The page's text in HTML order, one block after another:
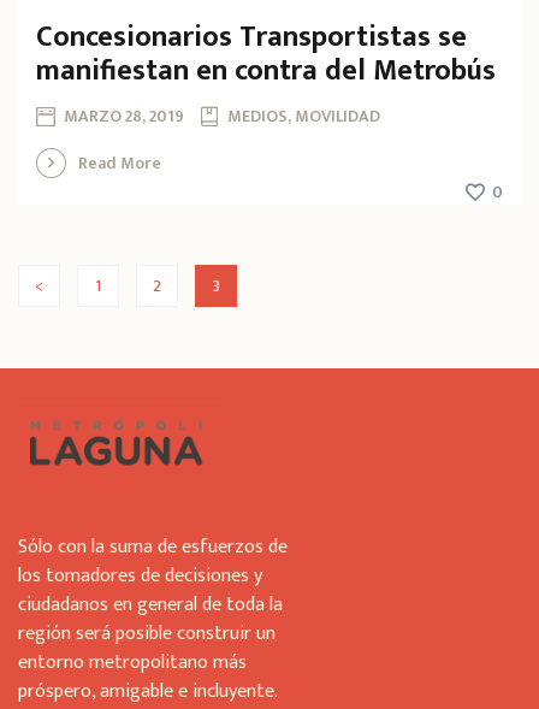
Concesionarios Transportistas se
manifiestan en contra del Metrobús
MARZO 28, 2019
MEDIOS, MOVILIDAD
Read More
0
< 1 2 3
Sólo con la suma de esfuerzos de
los tomadores de decisiones y
ciudadanos en general de toda la
región será posible construir un
entorno metropolitano más
próspero, amigable e incluyente.